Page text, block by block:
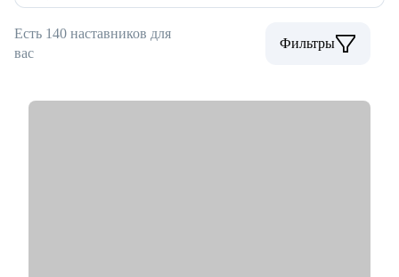
Есть 140 наставников для
вас
Фильтры